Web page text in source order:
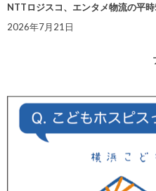
NTTロジスコ、エンタメ物流の平
2026年7月21日